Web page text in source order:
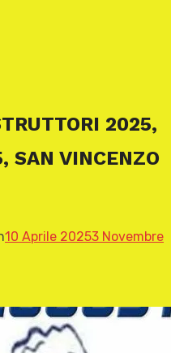
2025,
SAN VINCENZO
10 Aprile 20253 Novembre